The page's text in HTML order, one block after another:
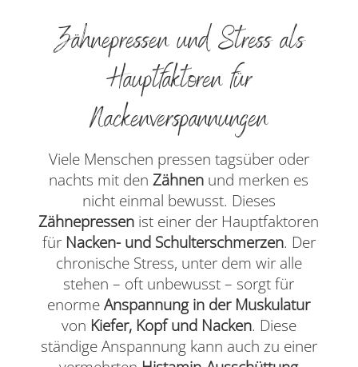
Zähnepressen und Stress als
Hauptfaktoren für
Nackenverspannungen
Viele Menschen pressen tagsüber oder
nachts mit denZähnen und merken es
nicht einmal bewusst. Dieses
Zähnepressen ist einer der Hauptfaktoren
für Nacken- und Schulterschmerzen. Der
chronische Stress, unter dem wir alle
stehen – oft unbewusst – sorgt für
enormeAnspannung in der Muskulatur
von Kiefer, Kopf und Nacken. Diese
ständige Anspannung kann auch zu einer